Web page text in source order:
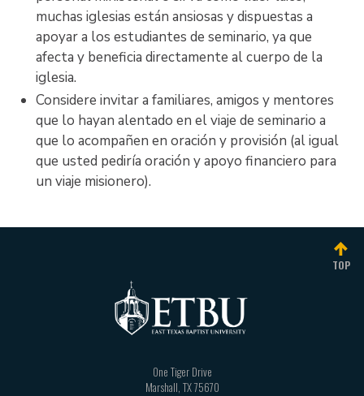
MINS 1115 Hechos y las Epístolas Paulinas
MINS 1116: Epístolas Generales y Apocalipsis
MINS 1118: Testimonio Cristiano
MINS 1126: Introducción a las Misiones
MINS 1128: Administración de la Iglesia
MINS 1119: La labor del Ministro
MINS 1127: Liderazgo al Ministrar con
Voluntarios
título de bachillerato (licenciatura).Al presente, la
Universidad no ofrece títulos en español.
muchas iglesias están ansiosas y dispuestas a
apoyar a los estudiantes de seminario, ya que
afecta y beneficia directamente al cuerpo de la
iglesia.
Considere invitar a familiares, amigos y mentores
que lo hayan alentado en el viaje de seminario a
que lo acompañen en oración y provisión (al igual
que usted pediría oración y apoyo financiero para
un viaje misionero).
TOP
One Tiger Drive
Marshall TX75670